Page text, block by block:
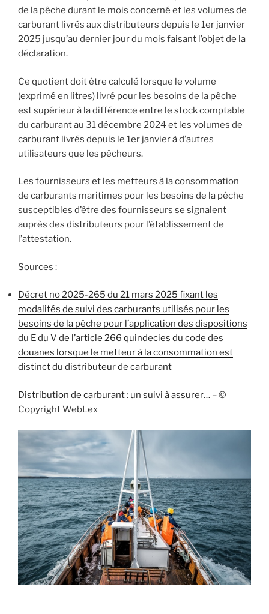
de la pêche durant le mois concerné et les volumes de
carburant livrés aux distributeurs depuis le 1er janvier
2025 jusqu’au dernier jour du mois faisant l’objet de la
déclaration.
Ce quotient doit être calculé lorsque le volume
(exprimé en litres) livré pour les besoins de la pêche
est supérieur à la différence entre le stock comptable
du carburant au 31 décembre 2024 et les volumes de
carburant livrés depuis le 1er janvier à d’autres
utilisateurs que les pêcheurs.
Les fournisseurs et les metteurs à la consommation
de carburants maritimes pour les besoins de la pêche
susceptibles d’être des fournisseurs se signalent
auprès des distributeurs pour l’établissement de
l’attestation.
Sources :
Décret no 2025-265 du 21 mars 2025 fixant les
modalités de suivi des carburants utilisés pour les
besoins de la pêche pour l’application des dispositions
du E du V de l’article 266 quindecies du code des
douanes lorsque le metteur à la consommation est
distinct du distributeur de carburant
Distribution de carburant : un suivi à assurer… – ©
Copyright WebLex